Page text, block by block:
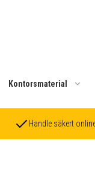
Kontorsmaterial
Handle säkert